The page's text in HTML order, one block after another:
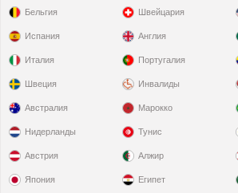
Бельгия
Испания
Италия
Швеция
Швейцария
Англия
Португалия
Инвалиды
Австралия
Нидерланды
Австрия
Япония
Марокко
Тунис
Алжир
Египет